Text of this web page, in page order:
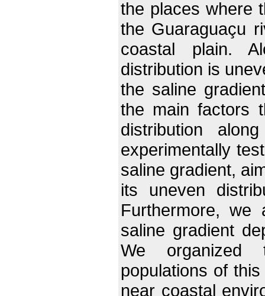
the places where
the Guaraguaçu
coastal plain.
distribution is
the saline
the main factors
distribution
experimentally
saline gradient,
its uneven
Furthermore,
saline gradient
We organized
populations of
near coastal